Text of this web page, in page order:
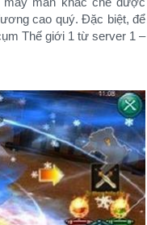
cao quý. Đặc biệt, để
Thế giới 1 từ server 1 –